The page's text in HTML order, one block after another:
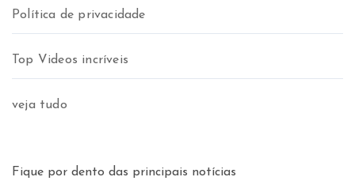
Política de privacidade
Top Videos incríveis
veja tudo
Fique por dento das principais notícias